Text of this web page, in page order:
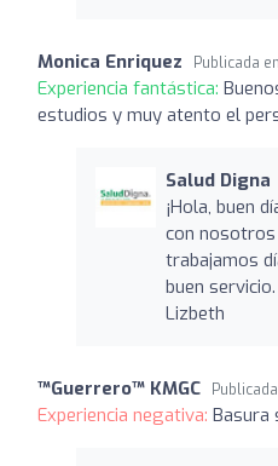
Monica Enriquez Publicada en
Experiencia fantástica:
estudios y muy atento el
Salud Digna
¡Hola, buen
con nosotros
trabajamos
buen
Lizbeth
™Guerrero™ KMGC
Experiencia negativa: Basura